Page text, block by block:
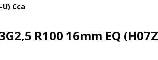
U) Cca
R100 16mm EQ